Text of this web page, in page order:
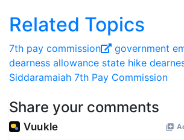
Related Topics
7th pay commission
government
dearness allowance state hike
Siddaramaiah 7th Pay Commission
Share your comments